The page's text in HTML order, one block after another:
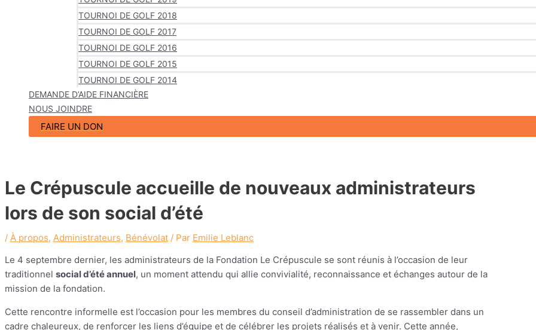
TOURNOI DE GOLF 2018
TOURNOI DE GOLF 2017
TOURNOI DE GOLF 2016
TOURNOI DE GOLF 2015
TOURNOI DE GOLF 2014
DEMANDE D’AIDE FINANCIÈRE
NOUS JOINDRE
FAIRE UN DON
Le Crépuscule accueille de nouveaux administrateurs
lors de son social d’été
/ À propos, Administrateurs, Bénévolat / Par Emilie Leblanc
Le 4 septembre dernier, les administrateurs de la Fondation Le Crépuscule se sont réunis à l’occasion de leur
traditionnel social d’été annuel, un moment attendu qui allie convivialité, reconnaissance et échanges autour de la
mission de la fondation.
Cette rencontre informelle est l’occasion pour les membres du conseil d’administration de se rassembler dans un
cadre chaleureux, de renforcer les liens d’équipe et de célébrer les projets réalisés et à venir. Cette année,